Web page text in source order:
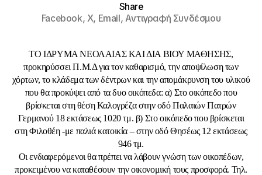
Share
Facebook,X, Email,Αντιγραφή Συνδέσμου
TO IΔΡΥΜΑ ΝΕΟΛΑΙΑΣ ΚΑΙ ΔΙΑ ΒΙΟΥ ΜΑΘΗΣΗΣ,
προκηρύσσει Π.Μ.Δ για τον καθαρισμό, την αποψίλωση των
χόρτων, το κλάδεμα των δέντρων και την απομάκρυνση του υλικού
που θα προκύψει από τα δυο οικόπεδα: α) Στο οικόπεδο που
βρίσκεται στη θέση Καλογρέζα στην οδό Παλαιών Πατρών
Γερμανού 18 εκτάσεως 1020 τμ. β) Στο οικόπεδο που βρίσκεται
στη Φιλοθέη -με παλιά κατοικία – στην οδό Θησέως 12 εκτάσεως
946 τμ.
Οι ενδιαφερόμενοι θα πρέπει να λάβουν γνώση των οικοπέδων,
προκειμένου να καταθέσουν την οικονομική τους προσφορά. Τηλ.